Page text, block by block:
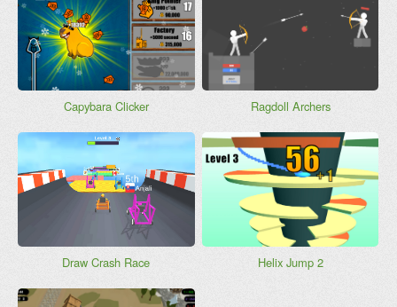
Capybara Clicker Ragdoll Archers
Draw Crash Race Helix Jump 2